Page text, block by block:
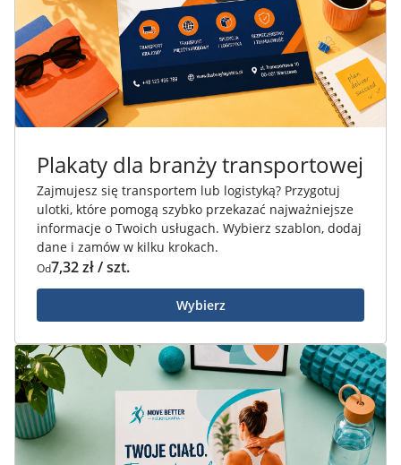
Plakaty dla branży transportowej
Zajmujesz się transportem lub logistyką? Przygotuj
ulotki, które pomogą szybko przekazać najważniejsze
informacje o Twoich usługach. Wybierz szablon, dodaj
dane i zamów w kilku krokach.
Od7,32 zł / szt.
Wybierz